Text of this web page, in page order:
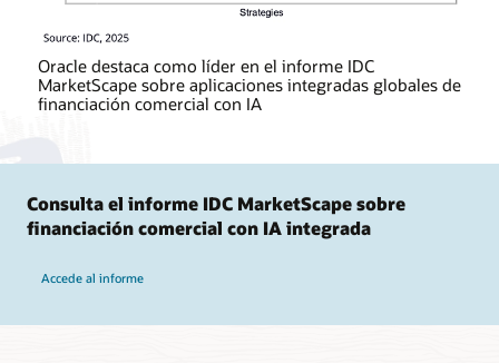
Oracle destaca como líder en el informe IDC
MarketScape sobre aplicaciones integradas globales de
financiación comercial con IA
Consulta el informe IDC MarketScape sobre
financiación comercial con IA integrada
Accede al informe